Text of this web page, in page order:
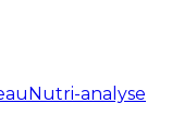
Nutri-analyse